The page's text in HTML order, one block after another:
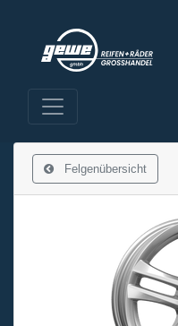
Felgenübersicht